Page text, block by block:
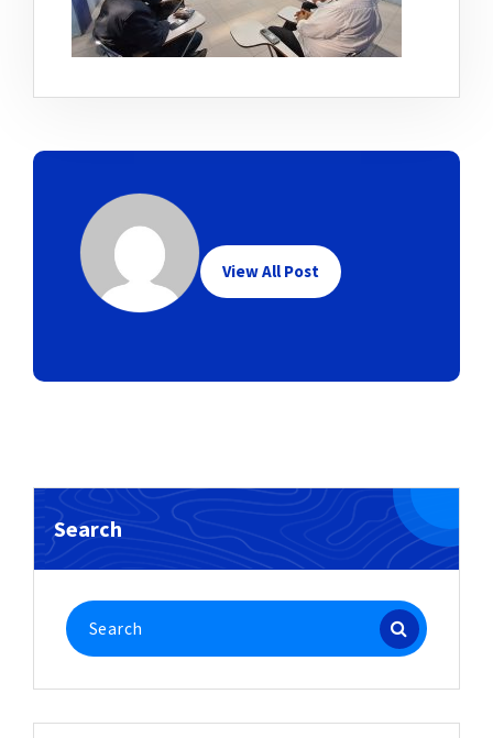
View All Post
Search
Search
for: